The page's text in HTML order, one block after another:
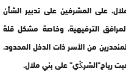
على المشرفين على تدبير الشأن
الترفيهية، وخاصة مشكل قلة
من الأسر ذات الدخل المحدود،
رياح”الشرﯖي” على بني ملال.